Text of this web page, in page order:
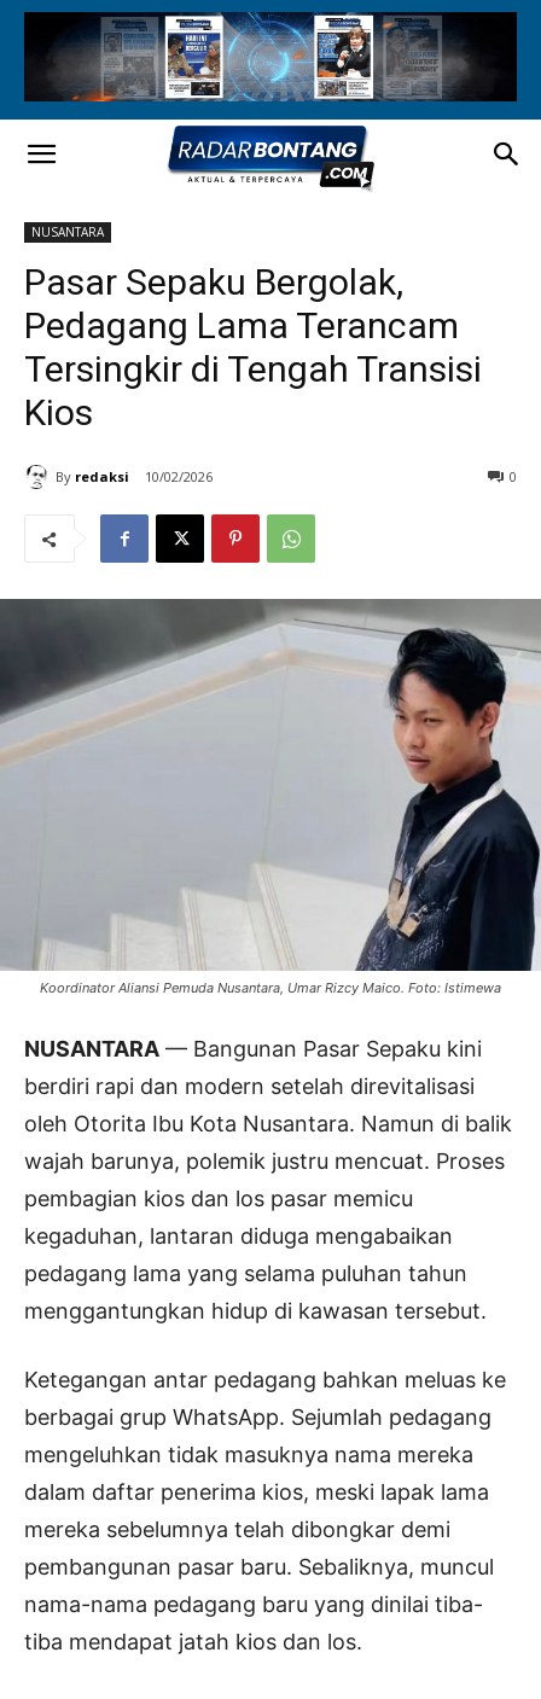
NUSANTARA
Pasar Sepaku Bergolak,
Pedagang Lama Terancam
Tersingkir di Tengah Transisi
Kios
By redaksi 10/02/2026 0
Koordinator Aliansi Pemuda Nusantara, Umar Rizcy Maico. Foto: Istimewa
NUSANTARA — Bangunan Pasar Sepaku kini
berdiri rapi dan modern setelah direvitalisasi
oleh Otorita Ibu Kota Nusantara. Namun di balik
wajah barunya, polemik justru mencuat. Proses
pembagian kios dan los pasar memicu
kegaduhan, lantaran diduga mengabaikan
pedagang lama yang selama puluhan tahun
menggantungkan hidup di kawasan tersebut.
Ketegangan antar pedagang bahkan meluas ke
berbagai grup WhatsApp. Sejumlah pedagang
mengeluhkan tidak masuknya nama mereka
dalam daftar penerima kios, meski lapak lama
mereka sebelumnya telah dibongkar demi
pembangunan pasar baru. Sebaliknya, muncul
nama-nama pedagang baru yang dinilai tiba-
tiba mendapat jatah kios dan los.